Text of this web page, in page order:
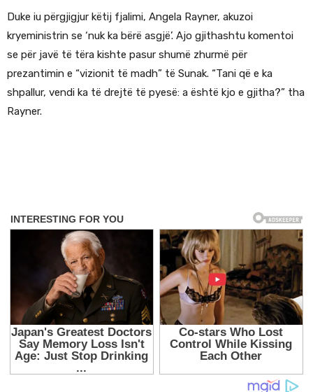
Duke iu përgjigjur këtij fjalimi, Angela Rayner, akuzoi
kryeministrin se ‘nuk ka bërë asgjë’. Ajo gjithashtu komentoi
se për javë të tëra kishte pasur shumë zhurmë për
prezantimin e “vizionit të madh” të Sunak. “Tani që e ka
shpallur, vendi ka të drejtë të pyesë: a është kjo e gjitha?” tha
Rayner.